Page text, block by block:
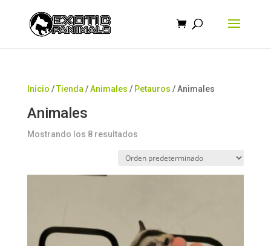
Inicio /Tienda /Animales / Petauros / Animales
Animales
Mostrando los 8 resultados